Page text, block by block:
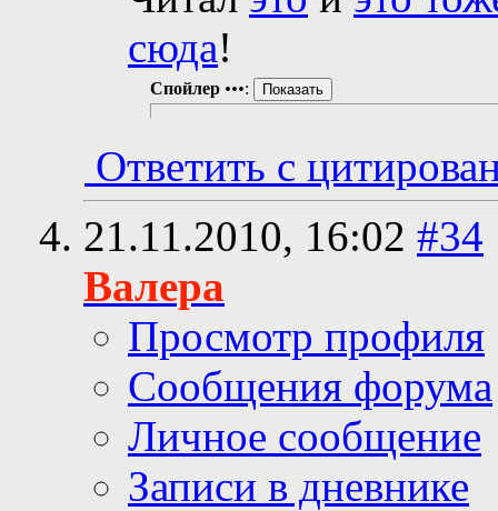
сюда!
Спойлер •••:
Ответить с
21.11.2010, 16:02 #34
Валера
Просмотр профиля
Сообщения форума
Личное сообщение
Записи в дневнике